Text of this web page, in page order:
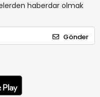
haberdar olmak
Gönder